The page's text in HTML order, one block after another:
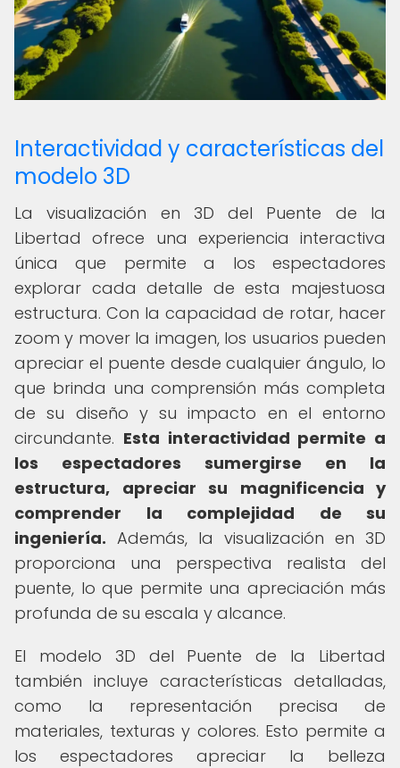
Interactividad y características del
modelo 3D
La visualización en 3D del Puente de la
Libertad ofrece una experiencia interactiva
única que permite a los espectadores
explorar cada detalle de esta majestuosa
estructura. Con la capacidad de rotar, hacer
zoom y mover la imagen, los usuarios pueden
apreciar el puente desde cualquier ángulo, lo
que brinda una comprensión más completa
de su diseño y su impacto en el entorno
circundante. Esta interactividad permite a
los espectadores sumergirse en la
estructura, apreciar su magnificencia y
comprender la complejidad de su
ingeniería. Además, la visualización en 3D
proporciona una perspectiva realista del
puente, lo que permite una apreciación más
profunda de su escala y alcance.
El modelo 3D del Puente de la Libertad
también incluye características detalladas,
como la representación precisa de
materiales, texturas y colores. Esto permite a
los espectadores apreciar la belleza